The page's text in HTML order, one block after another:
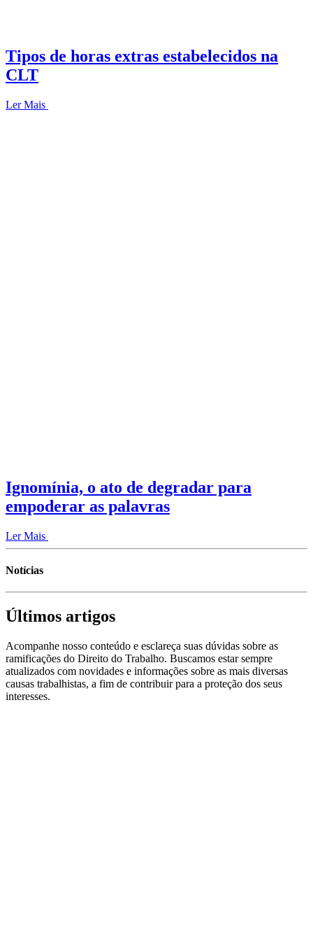
Tipos de horas extras estabelecidos na
CLT
Ler Mais
Ignomínia, o ato de degradar para
empoderar as palavras
Ler Mais
Notícias
Últimos artigos
Acompanhe nosso conteúdo e esclareça suas dúvidas sobre as
ramificações do Direito do Trabalho. Buscamos estar sempre
atualizados com novidades e informações sobre as mais diversas
causas trabalhistas, a fim de contribuir para a proteção dos seus
interesses.